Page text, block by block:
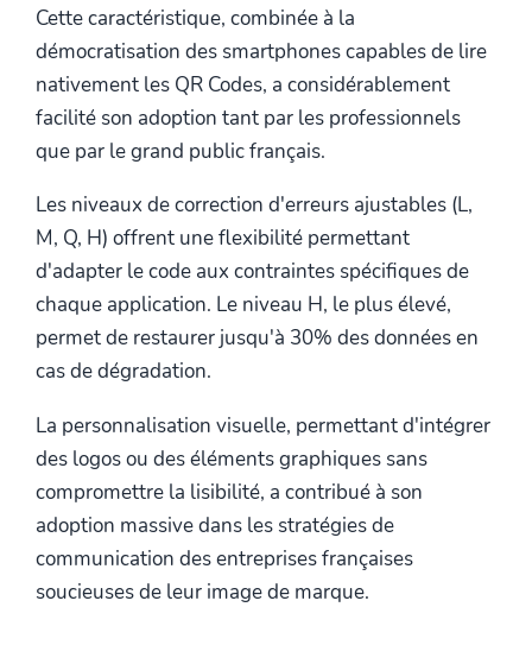
Cette caractéristique, combinée à la
démocratisation des smartphones capables de lire
nativement les QR Codes, a considérablement
facilité son adoption tant par les professionnels
que par le grand public français.
Les niveaux de correction d'erreurs ajustables (L,
M, Q, H) offrent une flexibilité permettant
d'adapter le code aux contraintes spécifiques de
chaque application. Le niveau H, le plus élevé,
permet de restaurer jusqu'à 30% des données en
cas de dégradation.
La personnalisation visuelle, permettant d'intégrer
des logos ou des éléments graphiques sans
compromettre la lisibilité, a contribué à son
adoption massive dans les stratégies de
communication des entreprises françaises
soucieuses de leur image de marque.